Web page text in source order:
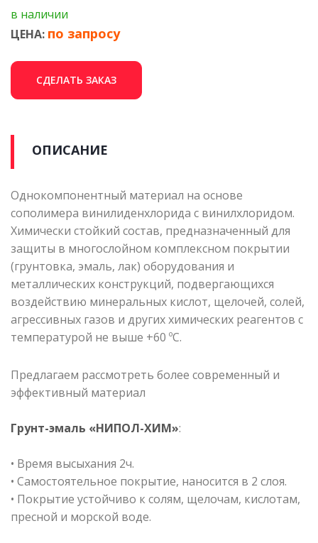
в наличии
ЦЕНА: по запросу
СДЕЛАТЬ ЗАКАЗ
ОПИСАНИЕ
Однокомпонентный материал на основе
сополимера винилиденхлорида с винилхлоридом.
Химически стойкий состав, предназначенный для
защиты в многослойном комплексном покрытии
(грунтовка, эмаль, лак) оборудования и
металлических конструкций, подвергающихся
воздействию минеральных кислот, щелочей, солей,
агрессивных газов и других химических реагентов с
температурой не выше +60 ºС.
Предлагаем рассмотреть более современный и
эффективный материал
Грунт-эмаль «НИПОЛ-ХИМ»:
• Время высыхания 2ч.
• Самостоятельное покрытие, наносится в 2 слоя.
• Покрытие устойчиво к солям, щелочам, кислотам,
пресной и морской воде.